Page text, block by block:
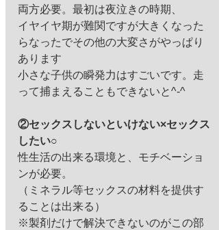
両方必要。最初は夜泣きの時期、
イヤイヤ期が難関ですが大きくなった
らなったでその他の大変さがやっぱり
あります
小さな子供の瞬発力はすごいです。走
って捕まえることもできないと^-^
②セックスしないといけない×セックス
したい○
性生活の出来る環境と、モチベーショ
ンが必要。
（ミネラル等セックスの材料を提供す
ることは出来る）
※製剤だけで解決できないのがこの部